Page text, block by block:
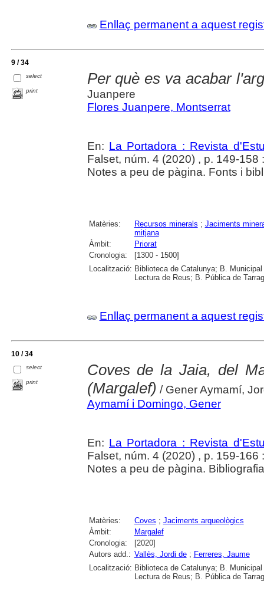
Enllaç permanent a aquest
9 / 34
select
print
Per què es va acabar
Juanpere
Flores Juanpere, Montserrat
En: La Portadora : Revista
Falset, núm. 4 (2020) , p. 149-158
Notes a peu de pàgina. Fonts i
Matèries: Recursos minerals ; Jaciments
mitjana
Àmbit:
Priorat
Cronologia:
[1300 - 1500]
Localització: Biblioteca de Catalunya; B.
Lectura de Reus; B. Pública de
Enllaç permanent a aquest
10 / 34
select
print
Coves de la Jaia, del
(Margalef) / Gener Aymamí,
Aymamí i Domingo, Gener
En: La Portadora : Revista
Falset, núm. 4 (2020) , p. 159-166
Notes a peu de pàgina.
Matèries: Coves ; Jaciments arqueològics
Àmbit:
Margalef
Cronologia:
[2020]
Autors add.: Vallès, Jordi de; Ferreres, Jaume
Localització: Biblioteca de Catalunya; B.
Lectura de Reus; B. Pública de